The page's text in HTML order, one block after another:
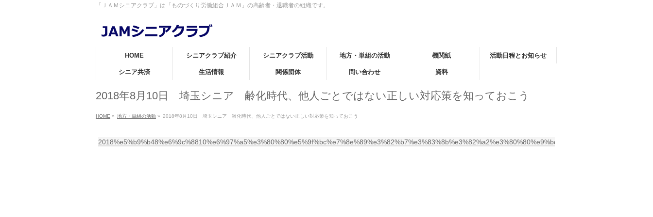
「ＪＡＭシニアクラブ」は「ものづくり労働組合ＪＡＭ」の高齢者・退職者の組織です。
HOME シニアクラブ紹介 シニアクラブ活動 地方・単組の活動 機関紙 活動日程とお知らせ
シニア共済 生活情報 関係団体 問い合わせ 資料
2018年8月10日 埼玉シニア 齢化時代、他人ごとではない正しい対応策を知っておこう
HOME » 地方・単組の活動 » 2018年8月10日 埼玉シニア 齢化時代、他人ごとではない正しい対応策を知っておこう